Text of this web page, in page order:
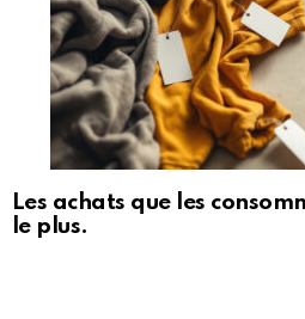
Les achats que les
le plus.